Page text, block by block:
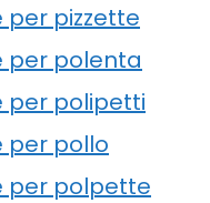
per pizzette
per polenta
per polipetti
per pollo
per polpette